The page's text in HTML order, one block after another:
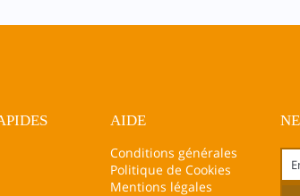
AIDE
Conditions générales
Politique de Cookies
Mentions légales